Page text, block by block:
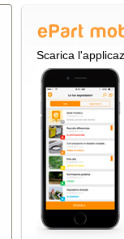
Scarica